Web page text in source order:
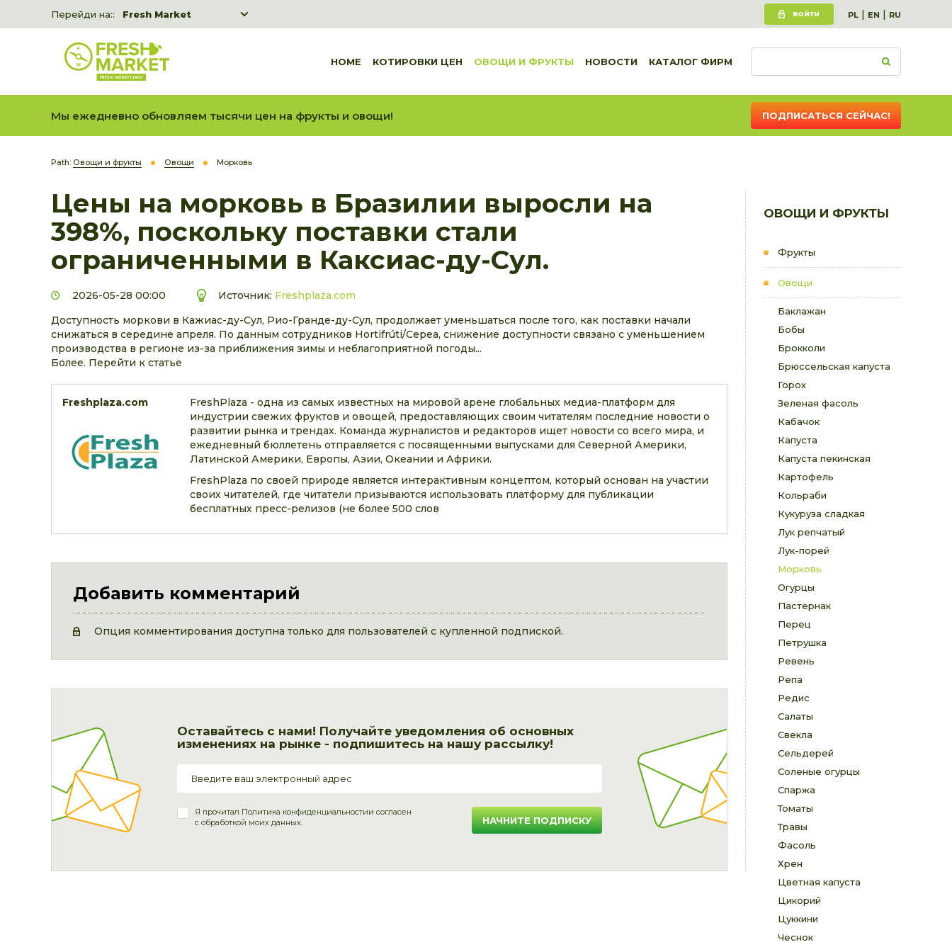
Перейди на::
Fresh Market
Fresh Market event B2B
ВОЙТИ PL | EN | RU
HOME КОТИРОВКИ ЦЕН ОВОЩИ И ФРУКТЫ НОВОСТИ КАТАЛОГ ФИРМ
Мы ежедневно обновляем тысячи цен на фрукты и овощи! ПОДПИСАТЬСЯ СЕЙЧАС!
Path: Овощи и фрукты Овощи Морковь
ОВОЩИ И ФРУКТЫ
Фрукты
Овощи
Баклажан
Бобы
Брокколи
Брюссельская капуста
Горох
Зеленая фасоль
Кабачок
Капуста
Капуста пекинская
Картофель
Кольраби
Кукуруза сладкая
Лук репчатый
Лук-порей
Морковь
Огурцы
Пастернак
Перец
Петрушка
Ревень
Репа
Редис
Салаты
Свекла
Сельдерей
Соленые огурцы
Спаржа
Томаты
Травы
Фасоль
Хрен
Цветная капуста
Цикорий
Цуккини
Чеснок
Цены на морковь в Бразилии выросли на
398%, поскольку поставки стали
ограниченными в Каксиас-ду-Сул.
2026-05-28 00:00 Источник: Freshplaza.com
Доступность моркови в Кажиас-ду-Сул, Рио-Гранде-ду-Сул, продолжает уменьшаться после того, как поставки начали
снижаться в середине апреля. По данным сотрудников Hortifrúti/Cepea, снижение доступности связано с уменьшением
производства в регионе из-за приближения зимы и неблагоприятной погоды...
Более. Перейти к статье
Freshplaza.com
FreshPlaza - одна из самых известных на мировой арене глобальных медиа-платформ для
индустрии свежих фруктов и овощей, предоставляющих своим читателям последние новости о
развитии рынка и трендах. Команда журналистов и редакторов ищет новости со всего мира, и
ежедневный бюллетень отправляется с посвященными выпусками для Северной Америки,
Латинской Америки, Европы, Азии, Океании и Африки.
FreshPlaza по своей природе является интерактивным концептом, который основан на участии
своих читателей, где читатели призываются использовать платформу для публикации
бесплатных пресс-релизов (не более 500 слов
Добавить комментарий
Опция комментирования доступна только для пользователей с купленной подпиской.
Оставайтесь с нами! Получайте уведомления об основных
изменениях на рынке - подпишитесь на нашу рассылку!
Я прочитал Политика конфиденциальностии согласен
с обработкой моих данных.
НАЧНИТЕ ПОДПИСКУ